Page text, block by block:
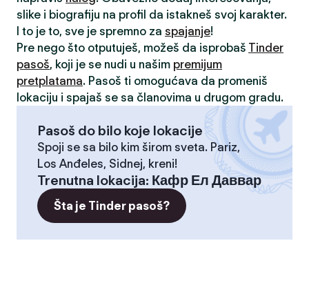
slike i biografiju na profil da istakneš svoj karakter.
I to je to, sve je spremno za spajanje!
Pre nego što otputuješ, možeš da isprobaš Tinder
pasoš, koji je se nudi u našim premijum
pretplatama. Pasoš ti omogućava da promeniš
lokaciju i spajaš se sa članovima u drugom gradu.
Pasoš do bilo koje lokacije
Spoji se sa bilo kim širom sveta. Pariz,
Los Anđeles, Sidnej, kreni!
Trenutna lokacija: Кафр Ел Даввар
Šta je Tinder pasoš?